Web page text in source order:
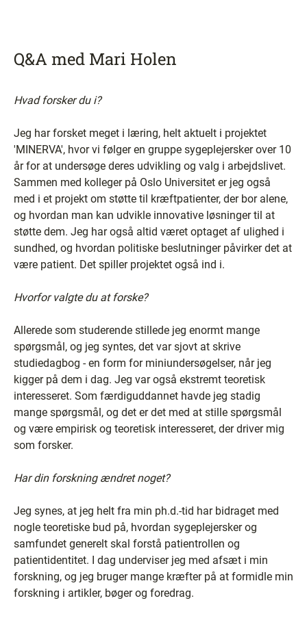
Q&A med Mari Holen
Hvad forsker du i?
Jeg har forsket meget i læring, helt aktuelt i projektet
'MINERVA', hvor vi følger en gruppe sygeplejersker over 10
år for at undersøge deres udvikling og valg i arbejdslivet.
Sammen med kolleger på Oslo Universitet er jeg også
med i et projekt om støtte til kræftpatienter, der bor alene,
og hvordan man kan udvikle innovative løsninger til at
støtte dem. Jeg har også altid været optaget af ulighed i
sundhed, og hvordan politiske beslutninger påvirker det at
være patient. Det spiller projektet også ind i.
Hvorfor valgte du at forske?
Allerede som studerende stillede jeg enormt mange
spørgsmål, og jeg syntes, det var sjovt at skrive
studiedagbog - en form for miniundersøgelser, når jeg
kigger på dem i dag. Jeg var også ekstremt teoretisk
interesseret. Som færdiguddannet havde jeg stadig
mange spørgsmål, og det er det med at stille spørgsmål
og være empirisk og teoretisk interesseret, der driver mig
som forsker.
Har din forskning ændret noget?
Jeg synes, at jeg helt fra min ph.d.-tid har bidraget med
nogle teoretiske bud på, hvordan sygeplejersker og
samfundet generelt skal forstå patientrollen og
patientidentitet. I dag underviser jeg med afsæt i min
forskning, og jeg bruger mange kræfter på at formidle min
forskning i artikler, bøger og foredrag.